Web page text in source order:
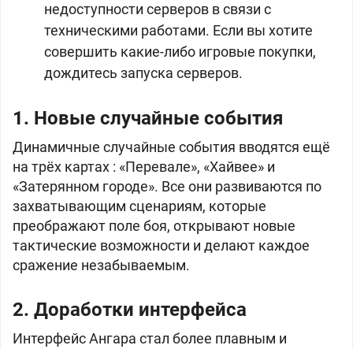
недоступности серверов в связи с
техническими работами. Если вы хотите
совершить какие-либо игровые покупки,
дождитесь запуска серверов.
1. Новые случайные события
Динамичные случайные события вводятся ещё
на трёх картах : «Перевале», «Хайвее» и
«Затерянном городе». Все они развиваются по
захватывающим сценариям, которые
преображают поле боя, открывают новые
тактические возможности и делают каждое
сражение незабываемым.
2. Доработки интерфейса
Интерфейс Ангара стал более плавным и